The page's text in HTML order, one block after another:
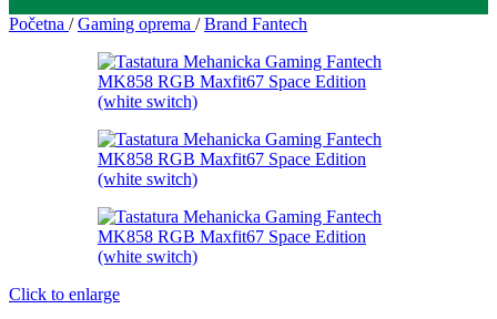
Početna / Gaming oprema / Brand Fantech
Click to enlarge